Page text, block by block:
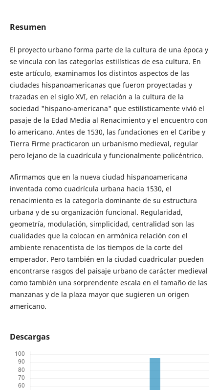
Resumen
El proyecto urbano forma parte de la cultura de una época y
se vincula con las categorías estilísticas de esa cultura. En
este artículo, examinamos los distintos aspectos de las
ciudades hispanoamericanas que fueron proyectadas y
trazadas en el siglo XVI, en relación a la cultura de la
sociedad "hispano-americana" que estilísticamente vivió el
pasaje de la Edad Media al Renacimiento y el encuentro con
lo americano. Antes de 1530, las fundaciones en el Caribe y
Tierra Firme practicaron un urbanismo medieval, regular
pero lejano de la cuadrícula y funcionalmente policéntrico.
Afirmamos que en la nueva ciudad hispanoamericana
inventada como cuadrícula urbana hacia 1530, el
renacimiento es la categoría dominante de su estructura
urbana y de su organización funcional. Regularidad,
geometría, modulación, simplicidad, centralidad son las
cualidades que la colocan en armónica relación con el
ambiente renacentista de los tiempos de la corte del
emperador. Pero también en la ciudad cuadricular pueden
encontrarse rasgos del paisaje urbano de carácter medieval
como también una sorprendente escala en el tamaño de las
manzanas y de la plaza mayor que sugieren un origen
americano.
Descargas